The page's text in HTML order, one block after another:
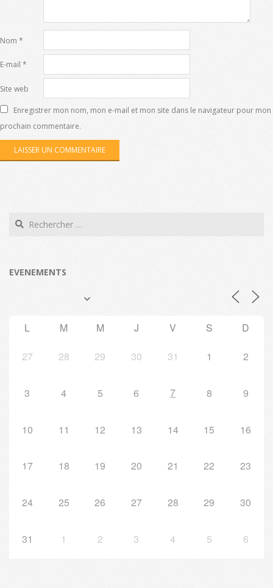
Nom *
E-mail *
Site web
Enregistrer mon nom, mon e-mail et mon site dans le navigateur pour mon
prochain commentaire.
Search
EVENEMENTS
L M M J V S D
27 28 29 30 31 1 2
3 4 5 6 7 8 9
10 11 12 13 14 15 16
17 18 19 20 21 22 23
24 25 26 27 28 29 30
31 1 2 3 4 5 6